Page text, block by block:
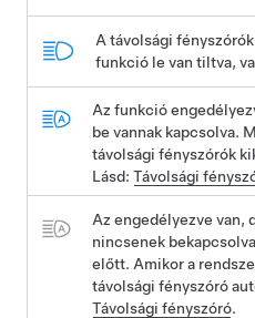
A távolsági
funkció le van tiltva,
Az funkció
be vannak kapcsolva.
távolsági fényszórók
Lásd:Távolsági
Az engedélyezve van,
nincsenek
előtt. Amikor a
távolsági fényszóró
Távolsági fényszóró.